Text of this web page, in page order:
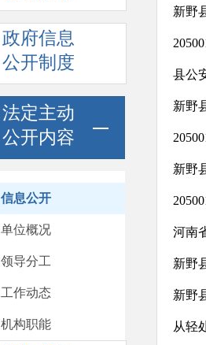
政府信息
公开制度
法定主动
公开内容
信息公开
单位概况
领导分工
工作动态
机构职能
新野
县公
新野
新野
河南
新野
新野
从轻